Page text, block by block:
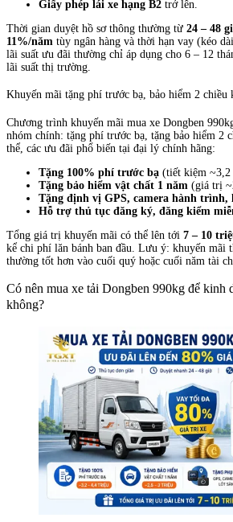
Giấy phép lái xe hạng B2 trở lên.
Thời gian duyệt hồ sơ thông thường từ 24 – 48
11%/năm tùy ngân hàng và thời hạn vay (kéo
lãi suất ưu đãi thường chỉ áp dụng cho 6 – 12
lãi suất thị trường.
Khuyến mãi tặng phí trước bạ, bảo hiểm 2 chiều
Chương trình khuyến mãi mua xe Dongben
nhóm chính: tặng phí trước bạ, tặng bảo hiểm 2
thể, các ưu đãi phổ biến tại đại lý chính hãng:
Tặng 100% phí trước bạ (tiết kiệm ~3,2
Tặng bảo hiểm vật chất 1 năm (giá trị
Tặng định vị GPS, camera hành trình,
Hỗ trợ thủ tục đăng ký, đăng kiểm
Tổng giá trị khuyến mãi có thể lên tới 7 – 10
kể chi phí lăn bánh ban đầu. Lưu ý: khuyến mãi
thường tốt hơn vào cuối quý hoặc cuối năm tài
Có nên mua xe tải Dongben 990kg để kinh
không?